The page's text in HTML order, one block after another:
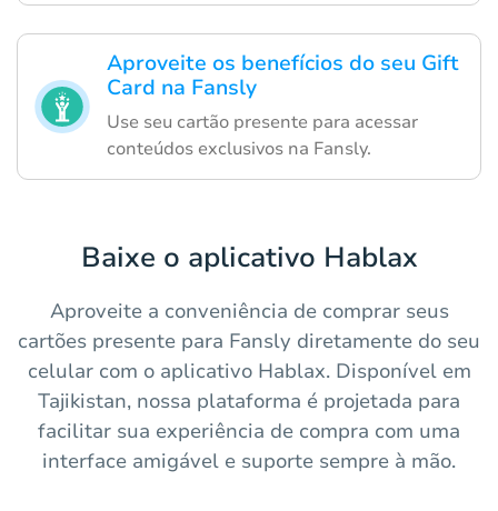
Aproveite os benefícios do seu Gift
Card na Fansly
Use seu cartão presente para acessar
conteúdos exclusivos na Fansly.
Baixe o aplicativo Hablax
Aproveite a conveniência de comprar seus
cartões presente para Fansly diretamente do seu
celular com o aplicativo Hablax. Disponível em
Tajikistan, nossa plataforma é projetada para
facilitar sua experiência de compra com uma
interface amigável e suporte sempre à mão.